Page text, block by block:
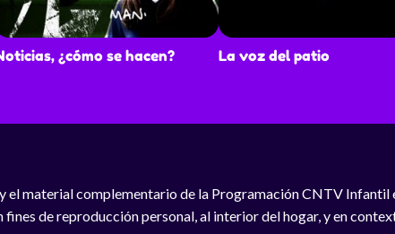
¿cómo se hacen? La voz del patio
el material complementario de la Programación CNTV Infantil
fines de reproducción personal, al interior del hogar, y en